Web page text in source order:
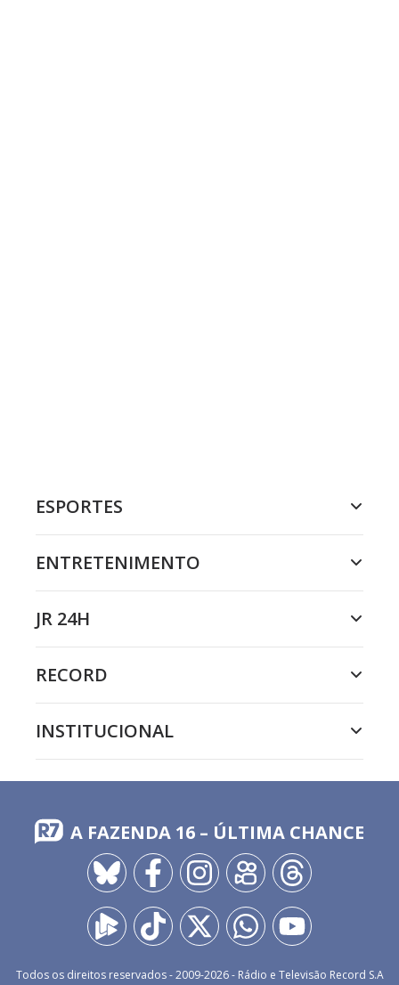
ESPORTES
ENTRETENIMENTO
JR 24H
RECORD
INSTITUCIONAL
A FAZENDA 16 – ÚLTIMA CHANCE
Todos os direitos reservados - 2009-2026- Rádio e Televisão Record S.A